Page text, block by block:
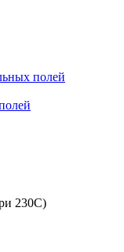
полей
230С)